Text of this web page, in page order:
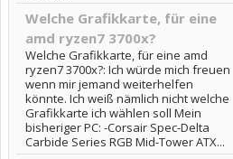
Welche Grafikkarte, für eine
amd ryzen7 3700x?
Welche Grafikkarte, für eine amd
ryzen7 3700x?: Ich würde mich freuen
wenn mir jemand weiterhelfen
könnte. Ich weiß nämlich nicht welche
Grafikkarte ich wählen soll Mein
bisheriger PC: -Corsair Spec-Delta
Carbide Series RGB Mid-Tower ATX...